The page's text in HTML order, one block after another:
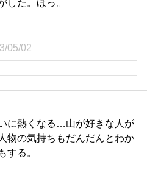
した。ほっ。
05/02
に熱くなる…山が好きな人が
物の気持ちもだんだんとわか
する。